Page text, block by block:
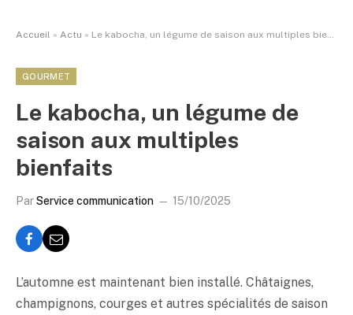
Accueil » Actu » Le kabocha, un légume de saison aux multiples bienfaits
GOURMET
Le kabocha, un légume de
saison aux multiples
bienfaits
ParService communication 15/10/2025
L’automne est maintenant bien installé. Châtaignes,
champignons, courges et autres spécialités de saison